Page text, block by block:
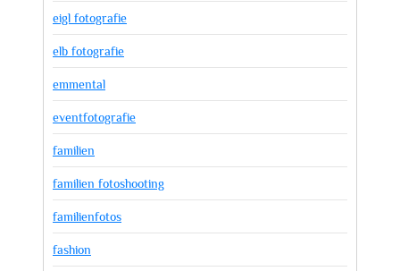
eigl fotografie
elb fotografie
emmental
eventfotografie
familien
familien fotoshooting
familienfotos
fashion